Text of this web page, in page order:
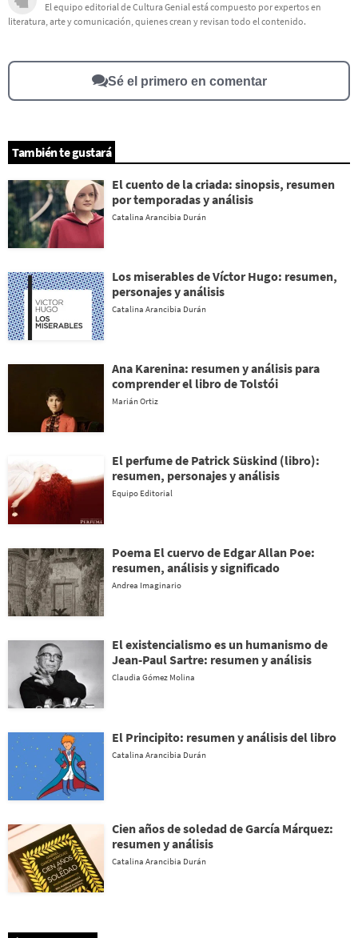
Otro
El equipo editorial de Cultura Genial está compuesto por expertos en
literatura, arte y comunicación, quienes crean y revisan todo el contenido.
Sé el primero en comentar
También te gustará
El cuento de la criada: sinopsis, resumen
por temporadas y análisis
Catalina Arancibia Durán
Los miserables de Víctor Hugo: resumen,
personajes y análisis
Catalina Arancibia Durán
Ana Karenina: resumen y análisis para
comprender el libro de Tolstói
Marián Ortiz
El perfume de Patrick Süskind (libro):
resumen, personajes y análisis
Equipo Editorial
Poema El cuervo de Edgar Allan Poe:
resumen, análisis y significado
Andrea Imaginario
El existencialismo es un humanismo de
Jean-Paul Sartre: resumen y análisis
Claudia Gómez Molina
El Principito: resumen y análisis del libro
Catalina Arancibia Durán
Cien años de soledad de García Márquez:
resumen y análisis
Catalina Arancibia Durán